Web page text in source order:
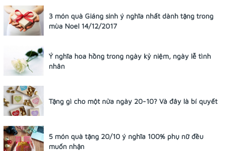
3 món quà Giáng sinh ý nghĩa nhất dành tặng trong
mùa Noel 14/12/2017
Ý nghĩa hoa hồng trong ngày kỷ niệm, ngày lễ tình
nhân
Tặng gì cho một nửa ngày 20-10? Và đây là bí quyết
5 món quà tặng 20/10 ý nghĩa 100% phụ nữ đều
muốn nhận